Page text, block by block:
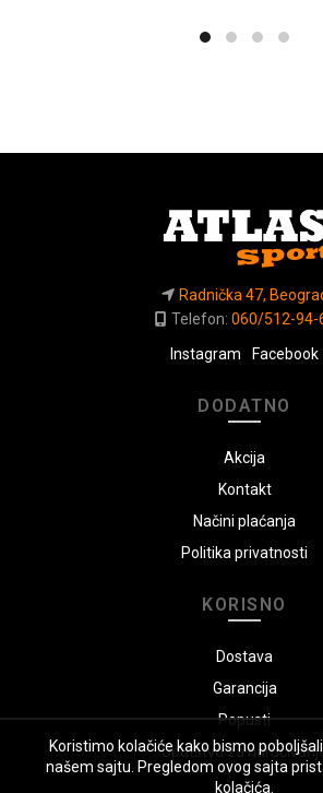
Radnička 47,
Telefon: 060/512-94-
Instagram
Facebook
DODATNO
Akcija
Kontakt
Načini plaćanja
Politika privatnosti
KORISNO
Dostava
Garancija
Popusti
Uputstvo za
Koristimo kolačiće kako bismo
našem sajtu. Pregledom ovog sajta
kolačića.